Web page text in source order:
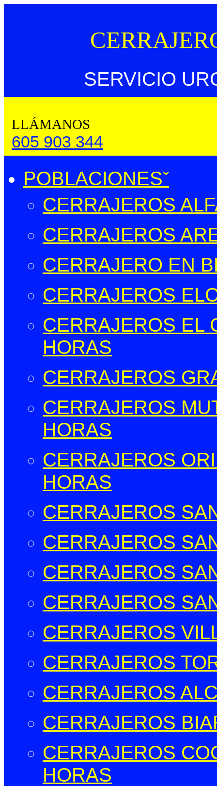
SERVICIO
LLÁMANOS
605 903 344
POBLACIONES
CERRAJEROS
CERRAJEROS
CERRAJERO EN
CERRAJEROS
CERRAJEROS EL
HORAS
CERRAJEROS
CERRAJEROS
HORAS
CERRAJEROS
HORAS
CERRAJEROS
CERRAJEROS
CERRAJEROS
CERRAJEROS
CERRAJEROS
CERRAJEROS
CERRAJEROS
CERRAJEROS
CERRAJEROS
HORAS